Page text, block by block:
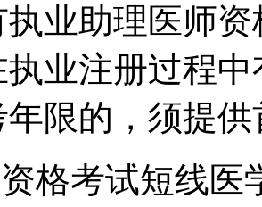
业助理医师
业注册过程
限的，须提
格考试短线